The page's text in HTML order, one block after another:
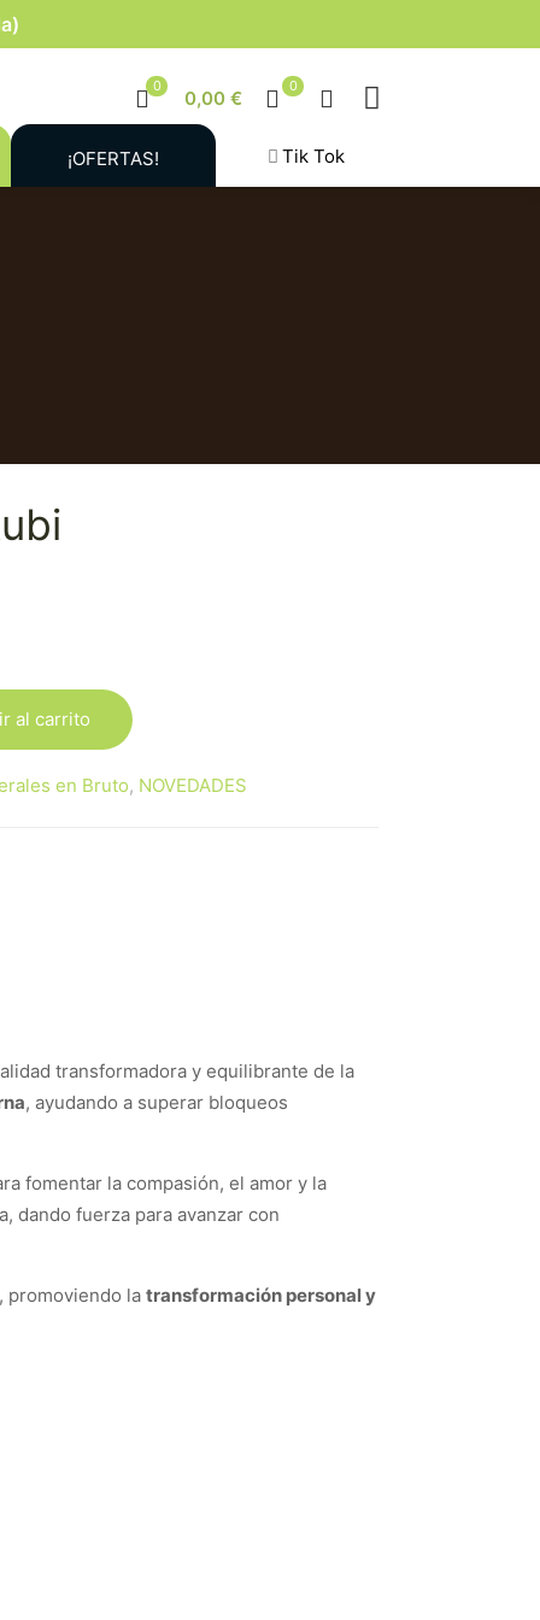
0
0,00 €
0
¡OFERTAS! Tik Tok
al carrito
en Bruto, NOVEDADES
transformadora y equilibrante de la
, ayudando a superar bloqueos
fomentar la compasión, el amor y la
dando fuerza para avanzar con
promoviendo la transformación personal y